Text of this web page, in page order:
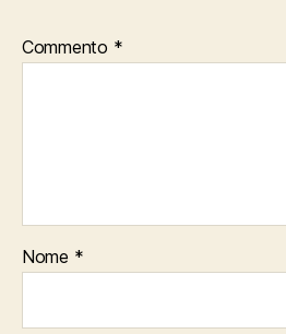
Commento *
Nome *